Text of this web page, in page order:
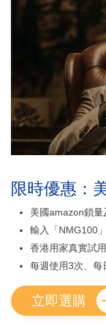
限時優惠：
美國amazon鎖量
輸入「NMG100
香港用家真實試
每週使用3次、每
立即選購